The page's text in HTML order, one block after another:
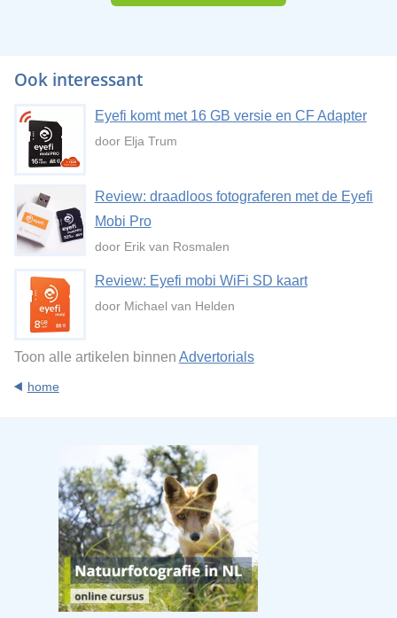
Ook interessant
Eyefi komt met 16 GB versie en CF Adapter
door Elja Trum
Review: draadloos fotograferen met de Eyefi
Mobi Pro
door Erik van Rosmalen
Review: Eyefi mobi WiFi SD kaart
door Michael van Helden
Toon alle artikelen binnen Advertorials
home